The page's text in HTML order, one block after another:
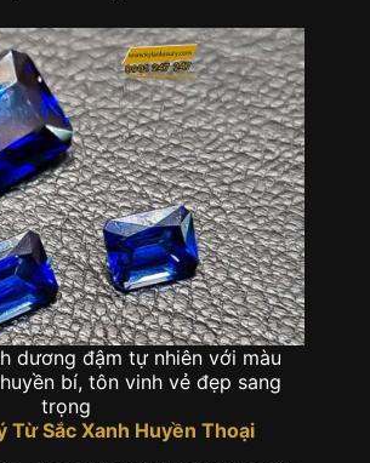
dương đậm tự nhiên với màu
bí, tôn vinh vẻ đẹp sang
trọng
Từ Sắc Xanh Huyền Thoại